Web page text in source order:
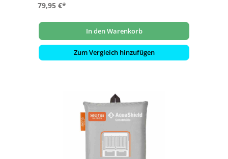
79,95 €*
In den Warenkorb
Zum Vergleich hinzufügen